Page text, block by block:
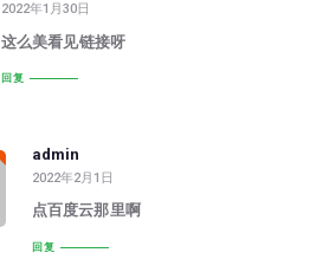
2022年1月30日
这么美看见链接呀
回复
admin
2022年2月1日
点百度云那里啊
回复